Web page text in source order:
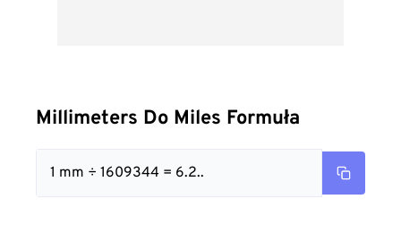
Millimeters Do Miles Formuła
1 mm ÷ 1609344 = 6.2..